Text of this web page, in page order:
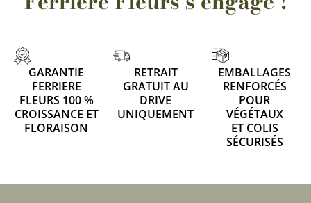
GARANTIE
FERRIERE
FLEURS 100 %
CROISSANCE ET
FLORAISON
RETRAIT
GRATUIT AU
DRIVE
UNIQUEMENT
EMBALLAGES
RENFORCÉS
POUR
VÉGÉTAUX
ET COLIS
SÉCURISÉS